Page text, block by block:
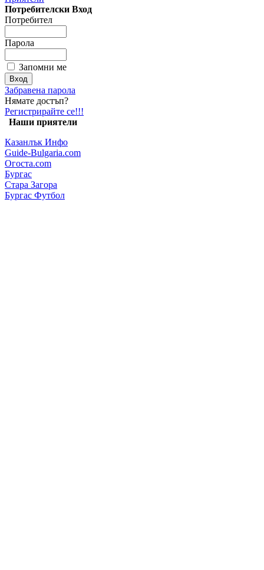
Потребителски Вход
Потребител
Парола
Запомни ме
Забравена парола
Нямате достъп?
Регистрирайте се!!!
Наши приятели
Казанлък Инфо
Guide-Bulgaria.com
Огоста.com
Бургас
Стара Загора
Бургас Футбол